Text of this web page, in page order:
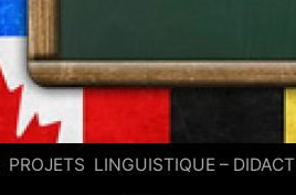
PROJETS LINGUISTIQUE –